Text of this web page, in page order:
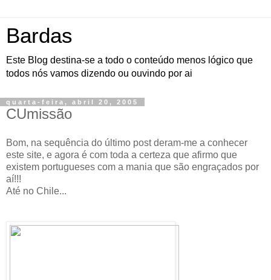
Bardas
Este Blog destina-se a todo o conteúdo menos lógico que
todos nós vamos dizendo ou ouvindo por ai
quarta-feira, abril 20, 2005
CUmissão
Bom, na sequência do último post deram-me a conhecer
este site, e agora é com toda a certeza que afirmo que
existem portugueses com a mania que são engraçados por
aí!!!
Até no Chile...